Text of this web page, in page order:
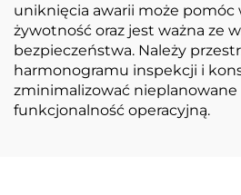
uniknięcia awarii może pomóc
żywotność oraz jest ważna ze
bezpieczeństwa. Należy
harmonogramu inspekcji i
zminimalizować nieplanowane
funkcjonalność operacyjną.